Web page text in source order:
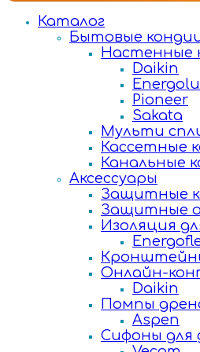
Каталог
Бытовые
Настенные
Daikin
Pioneer
Sakata
Мульти
Кассетные
Канальные
Аксессуары
Защитные
Защитные
Изоляция
Онлайн-
Daikin
Помпы
Aspen
Сифоны для